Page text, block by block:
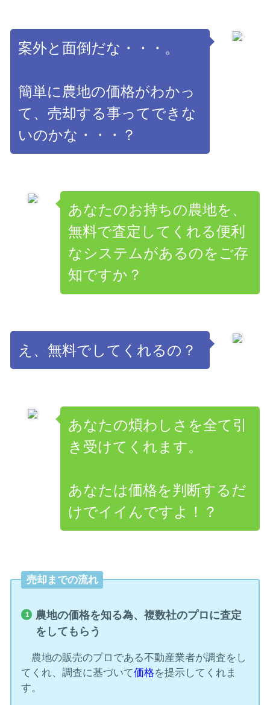
案外と面倒だな・・・。
簡単に農地の価格がわかっ
て、売却する事ってできな
いのかな・・・？
あなたのお持ちの農地を、
無料で査定してくれる便利
なシステムがあるのをご存
知ですか？
え、無料でしてくれるの？
あなたの煩わしさを全て引
き受けてくれます。
あなたは価格を判断するだ
けでイイんですよ！？
売却までの流れ
農地の価格を知る為、複数社のプロに査定
をしてもらう
農地の販売のプロである不動産業者が調査をし
てくれ、調査に基づいて価格を提示してくれま
す。